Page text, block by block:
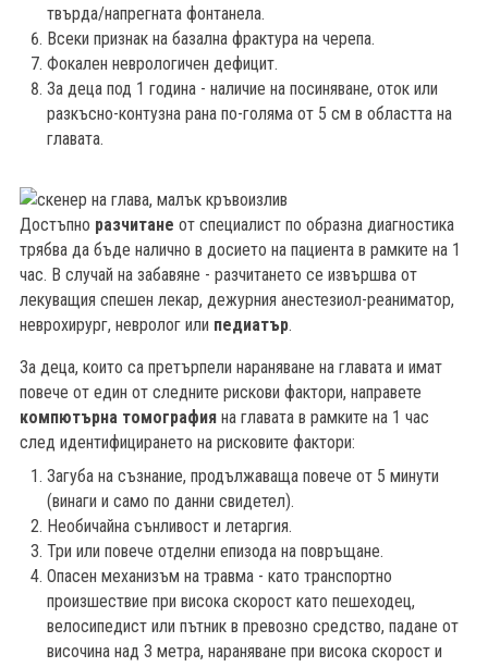
твърда/напрегната фонтанела.
Всеки признак на базална фрактура на черепа.
Фокален неврологичен дефицит.
За деца под 1 година - наличие на посиняване, оток или
разкъсно-контузна рана по-голяма от 5 см в областта на
главата.
Достъпно разчитане от специалист по образна диагностика
трябва да бъде налично в досието на пациента в рамките на 1
час. В случай на забавяне - разчитането се извършва от
лекуващия спешен лекар, дежурния анестезиол-реаниматор,
неврохирург, невролог или педиатър.
За деца, които са претърпели нараняване на главата и имат
повече от един от следните рискови фактори, направете
компютърна томографияна главата в рамките на 1 час
след идентифицирането на рисковите фактори:
Загуба на съзнание, продължаваща повече от 5 минути
(винаги и само по данни свидетел).
Необичайна сънливост и летаргия.
Три или повече отделни епизода на повръщане.
Опасен механизъм на травма - като транспортно
произшествие при висока скорост като пешеходец,
велосипедист или пътник в превозно средство, падане от
височина над 3 метра, нараняване при висока скорост и